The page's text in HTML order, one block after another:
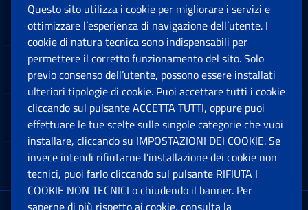
Sedi e Contatti
Software
Note Legali
App mobile
Questo sito utilizza i cookie per migliorare i servizi e
ottimizzare l’esperienza di navigazione dell’utente. I
cookie di natura tecnica sono indispensabili per
permettere il corretto funzionamento del sito. Solo
previo consenso dell’utente, possono essere installati
ulteriori tipologie di cookie. Puoi accettare tutti i cookie
cliccando sul pulsante ACCETTA TUTTI, oppure puoi
effettuare le tue scelte sulle singole categorie che vuoi
installare, cliccando su IMPOSTAZIONI DEI COOKIE. Se
invece intendi rifiutarne l’installazione dei cookie non
tecnici, puoi farlo cliccando sul pulsante RIFIUTA I
COOKIE NON TECNICI o chiudendo il banner. Per
saperne di più rispetto ai cookie, consulta la